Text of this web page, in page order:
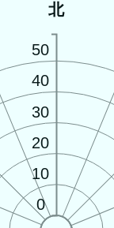
北
0
10
20
30
40
50